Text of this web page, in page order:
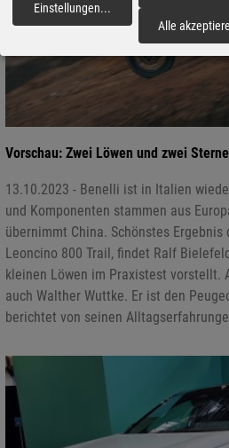
Vorschau: Zwei Löwen und zwei Sterne
13.10.2023 - Benelli ist in Italien
und Komponenten stammen aus
übernimmt China. Schönstes
Leoncino 800 Trail, findet Ralf
kleinen Löwen im Praxistest vorstellt.
auch Walther Wuttke. Er ist den
berichtet von seinen
Einstellungen...
Alle